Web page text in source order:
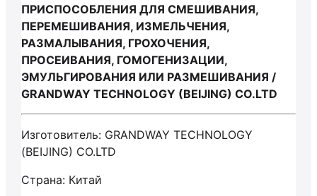
ПРИСПОСОБЛЕНИЯ ДЛЯ СМЕШИВАНИЯ,
ПЕРЕМЕШИВАНИЯ, ИЗМЕЛЬЧЕНИЯ,
РАЗМАЛЫВАНИЯ, ГРОХОЧЕНИЯ,
ПРОСЕИВАНИЯ, ГОМОГЕНИЗАЦИИ,
ЭМУЛЬГИРОВАНИЯ ИЛИ РАЗМЕШИВАНИЯ /
GRANDWAY TECHNOLOGY (BEIJING) CO.LTD
Изготовитель: GRANDWAY TECHNOLOGY
(BEIJING) CO.LTD
Страна: Китай